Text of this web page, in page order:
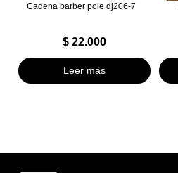
Cadena barber pole dj206-7
$22.000
Leer más